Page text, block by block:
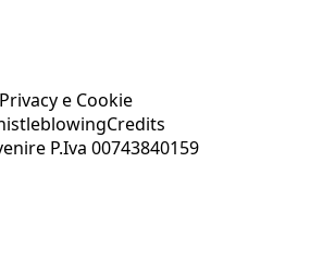
Privacy e Cookie
Credits
P.Iva 00743840159